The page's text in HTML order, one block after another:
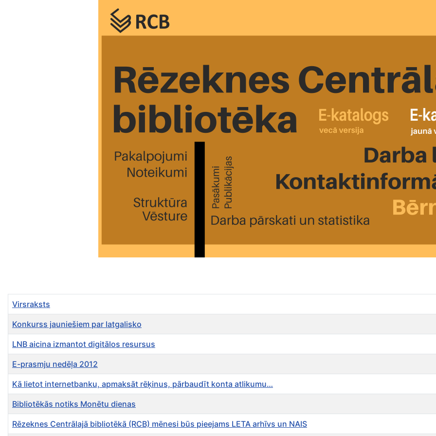
Virsraksts
Konkurss jauniešiem par latgalisko
LNB aicina izmantot digitālos resursus
E-prasmju nedēļa 2012
Kā lietot internetbanku, apmaksāt rēķinus, pārbaudīt konta atlikumu…
Bibliotēkās notiks Monētu dienas
Rēzeknes Centrālajā bibliotēkā (RCB) mēnesi būs pieejams LETA arhīvs un NAIS